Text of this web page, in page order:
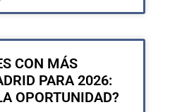
CON MÁS
PARA 2026:
OPORTUNIDAD?